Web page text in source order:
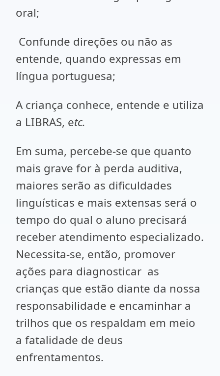
oral;
Confunde direções ou não as
entende, quando expressas em
língua portuguesa;
A criança conhece, entende e utiliza
a LIBRAS, etc.
Em suma, percebe-se que quanto
mais grave for à perda auditiva,
maiores serão as dificuldades
linguísticas e mais extensas será o
tempo do qual o aluno precisará
receber atendimento especializado.
Necessita-se, então, promover
ações para diagnosticar as
crianças que estão diante da nossa
responsabilidade e encaminhar a
trilhos que os respaldam em meio
a fatalidade de deus
enfrentamentos.